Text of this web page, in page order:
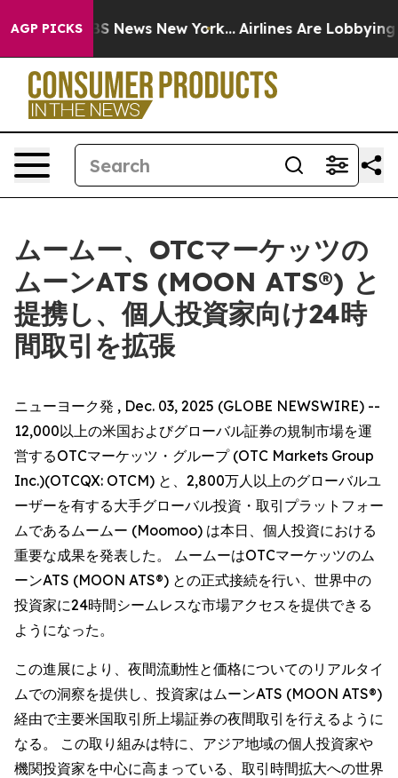
AGP PICKS
CBS News New York... Airlines Are Lobbying To
ムームー、OTCマーケッツの
ムーンATS (MOON ATS®) と
提携し、個人投資家向け24時
間取引を拡張
ニューヨーク発 , Dec. 03, 2025 (GLOBE NEWSWIRE) --
12,000以上の米国およびグローバル証券の規制市場を運
営するOTCマーケッツ・グループ (OTC Markets Group
Inc.)(OTCQX: OTCM) と、2,800万人以上のグローバルユ
ーザーを有する大手グローバル投資・取引プラットフォー
ムであるムームー (Moomoo) は本日、個人投資における
重要な成果を発表した。 ムームーはOTCマーケッツのム
ーンATS (MOON ATS®) との正式接続を行い、世界中の
投資家に24時間シームレスな市場アクセスを提供できる
ようになった。
この進展により、夜間流動性と価格についてのリアルタイ
ムでの洞察を提供し、投資家はムーンATS (MOON ATS®)
経由で主要米国取引所上場証券の夜間取引を行えるように
なる。 この取り組みは特に、アジア地域の個人投資家や
機関投資家を中心に高まっている、取引時間拡大への世界